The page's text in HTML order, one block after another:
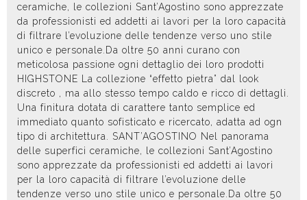
ceramiche, le collezioni Sant’Agostino sono apprezzate
da professionisti ed addetti ai lavori per la loro capacità
di filtrare l’evoluzione delle tendenze verso uno stile
unico e personale.Da oltre 50 anni curano con
meticolosa passione ogni dettaglio dei loro prodotti
HIGHSTONE La collezione “effetto pietra” dal look
discreto , ma allo stesso tempo caldo e ricco di dettagli.
Una finitura dotata di carattere tanto semplice ed
immediato quanto sofisticato e ricercato, adatta ad ogn
tipo di architettura. SANT’AGOSTINO Nel panorama
delle superfici ceramiche, le collezioni Sant’Agostino
sono apprezzate da professionisti ed addetti ai lavori
per la loro capacità di filtrare l’evoluzione delle
tendenze verso uno stile unico e personale.Da oltre 50